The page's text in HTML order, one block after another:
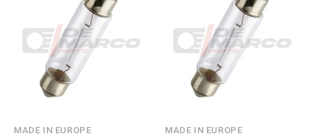
MADE IN EUROPE MADE IN EUROPE